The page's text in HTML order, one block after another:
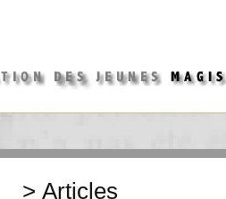
> Articles